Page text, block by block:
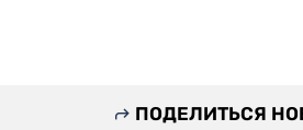
ПОДЕЛИТЬСЯ